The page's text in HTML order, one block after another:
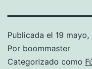
Publicada el 19 mayo,
Por boommaster
Categorizado como